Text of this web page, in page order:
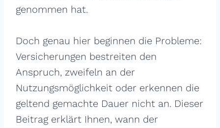
genommen hat.
Doch genau hier beginnen die Probleme:
Versicherungen bestreiten den
Anspruch, zweifeln an der
Nutzungsmöglichkeit oder erkennen die
geltend gemachte Dauer nicht an. Dieser
Beitrag erklärt Ihnen, wann der